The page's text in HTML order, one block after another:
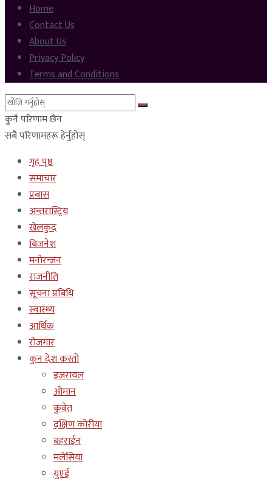
Home
Contact Us
About Us
Privacy Policy
Terms and Conditions
कुनै परिणाम छैन
सबै परिणामहरू हेर्नुहोस्
गृह पृष्ठ
समाचार
प्रबास
अन्तरास्ट्रिय
खेलकुद
बिजनेश
मनोरन्जन
राजनीति
सूचना प्रबिधि
स्वास्थ्य
आर्थिक
रोजगार
कुन देश कस्तो
इजरायल
ओमान
कुवेत
दक्षिण कोरीया
बहराईन
मलेसिया
युएई